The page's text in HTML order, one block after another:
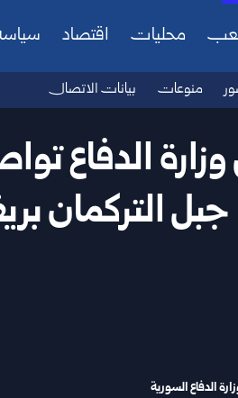
محليات اقتصاد
منوعات بيانات الاتصال
الدفاع
جبل التركمان
الدفاع السورية